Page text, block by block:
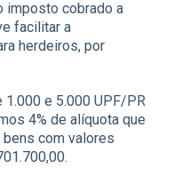
imposto cobrado a
facilitar a
herdeiros, por
e 5.000 UPF/PR
4% de alíquota que
bens com valores